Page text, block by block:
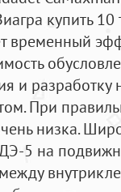
купить
временный
и
При
низка.
5 на